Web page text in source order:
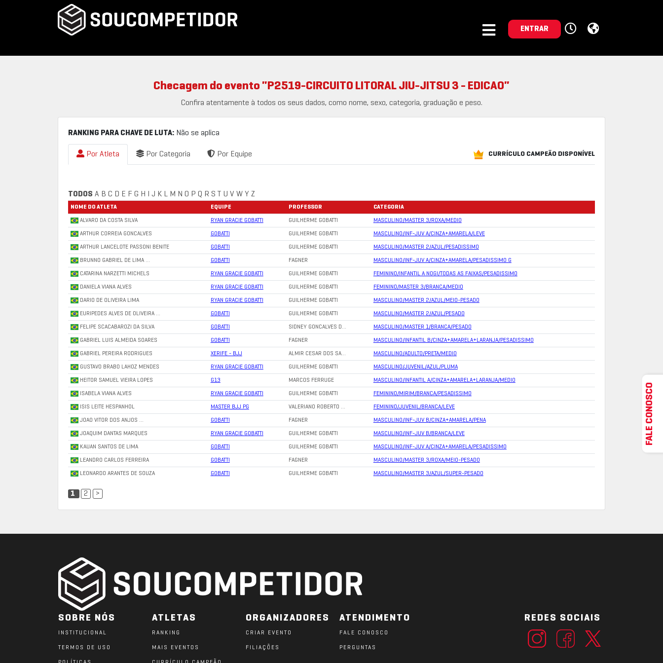
ENTRAR
Checagem do evento "P2519-CIRCUITO LITORAL JIU-JITSU 3 - EDICAO"
Confira atentamente à todos os seus dados, como nome, sexo, categoria, graduação e peso.
RANKING PARA CHAVE DE LUTA: Não se aplica
Por Atleta Por Categoria Por Equipe CURRÍCULO CAMPEÃO DISPONÍVEL
TODOS A B C D E F G H J K L M N O P Q R S U V W Y Z
NOME DO ATLETA EQUIPE PROFESSOR CATEGORIA
ALVARO DA COSTA SILVA RYAN GRACIE GOBATTI GUILHERME GOBATTI MASCULINO/MASTER 3/ROXA/MEDIO
ARTHUR CORREIA GONCALVES GOBATTI GUILHERME GOBATTI MASCULINO/INF-JUV A/CINZA+AMARELA/LEVE
ARTHUR LANCELOTE PASSONI BENITE GOBATTI GUILHERME GOBATTI MASCULINO/MASTER 2/AZUL/PESADISSIMO
BRUNNO GABRIEL DE LIMA … GOBATTI FAGNER MASCULINO/INF-JUV A/CINZA+AMARELA/PESADISSIMO G
CATARINA NARZETTI MICHELS RYAN GRACIE GOBATTI GUILHERME GOBATTI FEMININO/INFANTIL A NOGI/TODAS AS FAIXAS/PESADISSIMO
DANIELA VIANA ALVES RYAN GRACIE GOBATTI GUILHERME GOBATTI FEMININO/MASTER 3/BRANCA/MEDIO
DARIO DE OLIVEIRA LIMA RYAN GRACIE GOBATTI GUILHERME GOBATTI MASCULINO/MASTER 2/AZUL/MEIO-PESADO
EURIPEDES ALVES DE OLIVEIRA … GOBATTI GUILHERME GOBATTI MASCULINO/MASTER 2/AZUL/PESADO
FELIPE SCACABAROZI DA SILVA GOBATTI SIDNEY GONCALVES D… MASCULINO/MASTER 1/BRANCA/PESADO
GABRIEL LUIS ALMEIDA SOARES GOBATTI FAGNER MASCULINO/INFANTIL B/CINZA+AMARELA+LARANJA/PESADISSIMO
GABRIEL PEREIRA RODRIGUES XERIFE - BJJ ALMIR CESAR DOS SA… MASCULINO/ADULTO/PRETA/MEDIO
GUSTAVO BRABO LAHOZ MENDES RYAN GRACIE GOBATTI GUILHERME GOBATTI MASCULINO/JUVENIL/AZUL/PLUMA
HEITOR SAMUEL VIEIRA LOPES G13 MARCOS FERRUGE MASCULINO/INFANTIL A/CINZA+AMARELA+LARANJA/MEDIO
ISABELA VIANA ALVES RYAN GRACIE GOBATTI GUILHERME GOBATTI FEMININO/MIRIM/BRANCA/PESADISSIMO
ISIS LEITE HESPANHOL MASTER BJJ PG VALERIANO ROBERTO … FEMININO/JUVENIL/BRANCA/LEVE
JOAO VITOR DOS ANJOS … GOBATTI FAGNER MASCULINO/INF-JUV B/CINZA+AMARELA/PENA
JOAQUIM DANTAS MARQUES RYAN GRACIE GOBATTI GUILHERME GOBATTI MASCULINO/INF-JUV B/BRANCA/LEVE
KAUAN SANTOS DE LIMA GOBATTI GUILHERME GOBATTI MASCULINO/INF-JUV A/CINZA+AMARELA/PESADISSIMO
LEANDRO CARLOS FERREIRA GOBATTI FAGNER MASCULINO/MASTER 3/ROXA/MEIO-PESADO
LEONARDO ARANTES DE SOUZA GOBATTI GUILHERME GOBATTI MASCULINO/MASTER 3/AZUL/SUPER-PESADO
1 2 >
SOBRE NÓS
INSTITUCIONAL
TERMOS DE USO
ATLETAS
RANKING
MAIS EVENTOS
ORGANIZADORES
CRIAR EVENTO
FILIAÇÕES
ATENDIMENTO
FALE CONOSCO
PERGUNTAS
REDES SOCIAIS
FALE CONOSCO